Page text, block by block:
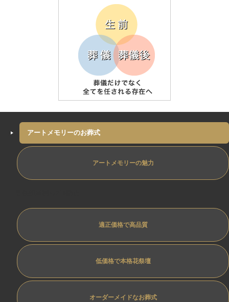
アートメモリーのお葬式
アートメモリーの魅力
適正価格で高品質
低価格で本格花祭壇
オーダーメイドなお葬式